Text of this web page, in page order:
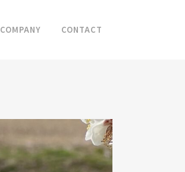
COMPANY CONTACT